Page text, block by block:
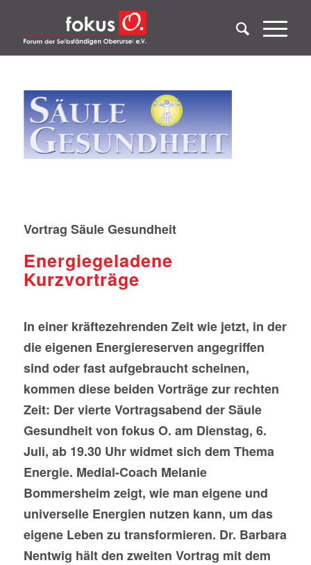
Vortrag Säule Gesundheit
Energiegeladene
Kurzvorträge
In einer kräftezehrenden Zeit wie jetzt, in der
die eigenen Energiereserven angegriffen
sind oder fast aufgebraucht scheinen,
kommen diese beiden Vorträge zur rechten
Zeit: Der vierte Vortragsabend der Säule
Gesundheit von fokus O. am Dienstag, 6.
Juli, ab 19.30 Uhr widmet sich dem Thema
Energie. Medial-Coach Melanie
Bommersheim zeigt, wie man eigene und
universelle Energien nutzen kann, um das
eigene Leben zu transformieren. Dr. Barbara
Nentwig hält den zweiten Vortrag mit dem